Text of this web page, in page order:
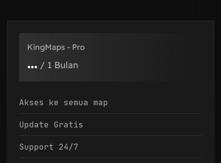
KingMaps - Pro
... / 1 Bulan
Akses ke semua map
Update Gratis
Support 24/7